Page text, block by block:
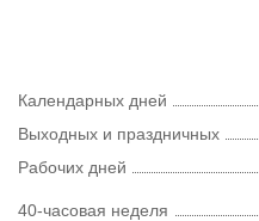
Календарных дней
Выходных и праздничных
Рабочих дней
40-часовая неделя